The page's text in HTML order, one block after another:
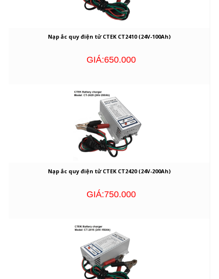
Nạp ắc quy điện tử CTEK CT2410 (24V-100Ah)
GIÁ:650.000
Nạp ắc quy điện tử CTEK CT2420 (24V-200Ah)
GIÁ:750.000